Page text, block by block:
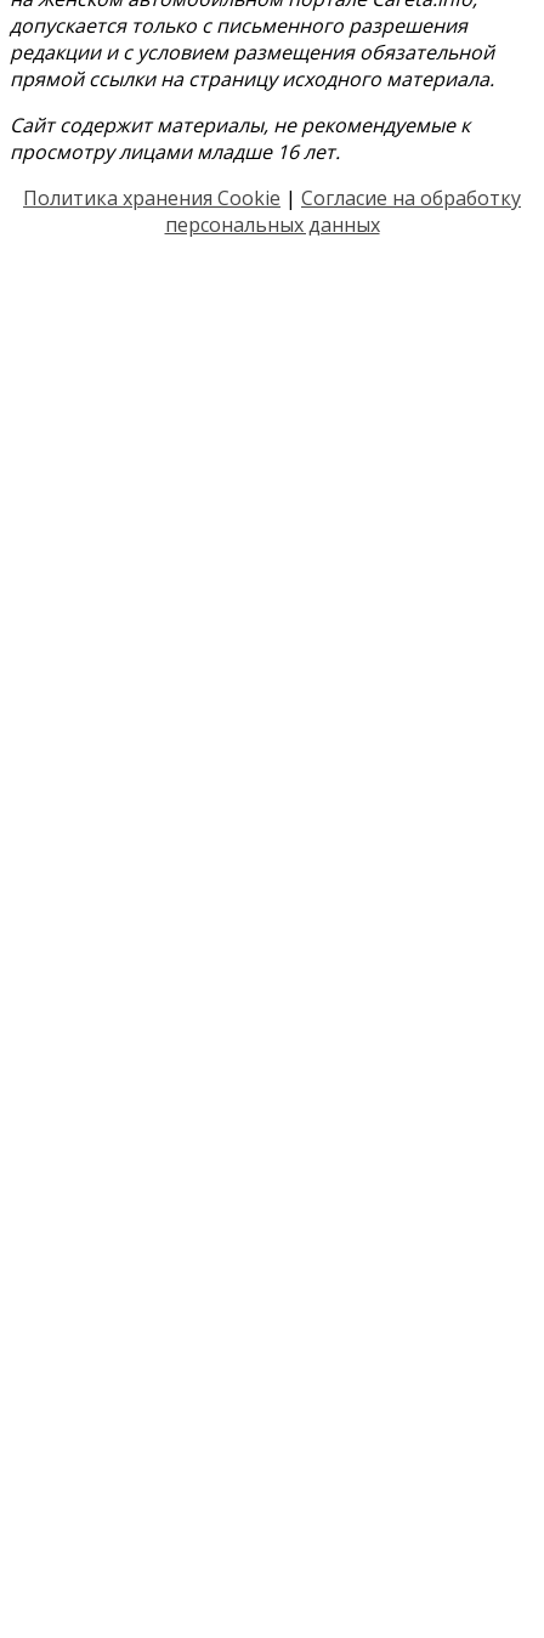
допускается только с письменного разрешения
редакции и с условием размещения обязательной
прямой ссылки на страницу исходного материала.
Сайт содержит материалы, не рекомендуемые к
просмотру лицами младше 16 лет.
Политика хранения Cookie | Согласие на обработку
персональных данных